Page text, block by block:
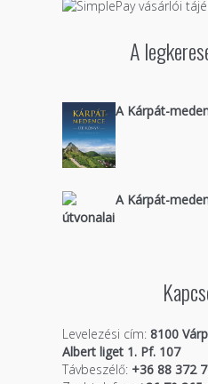
A
A Kárpát-
A Kárpát-
útvonalai
Levelezési cím: 8100
Albert liget 1. Pf. 107
Távbeszélő:+36 88 372